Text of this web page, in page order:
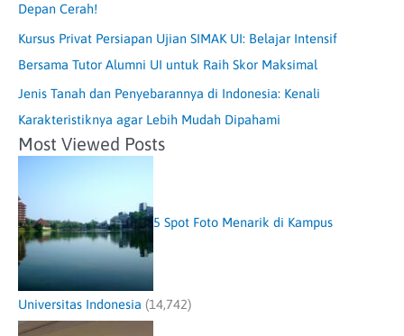
Depan Cerah!
Kursus Privat Persiapan Ujian SIMAK UI: Belajar Intensif
Bersama Tutor Alumni UI untuk Raih Skor Maksimal
Jenis Tanah dan Penyebarannya di Indonesia: Kenali
Karakteristiknya agar Lebih Mudah Dipahami
Most Viewed Posts
5 Spot Foto Menarik di Kampus
Universitas Indonesia (14,742)